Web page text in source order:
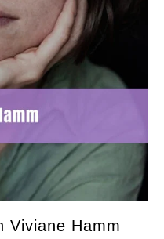
Viviane Hamm